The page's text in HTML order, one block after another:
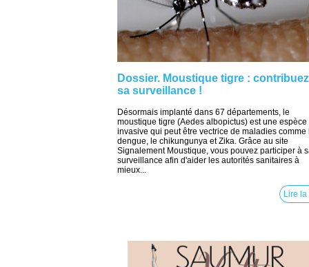
Dossier. Moustique tigre :
sa surveillance !
Désormais implanté dans 67 départements, le
moustique tigre (Aedes albopictus) est une espèce
invasive qui peut être vectrice de maladies comme
dengue, le chikungunya et Zika. Grâce au site
Signalement Moustique, vous pouvez participer à
surveillance afin d'aider les autorités sanitaires à
mieux...
Lire la